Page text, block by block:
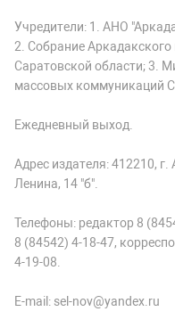
Учредители: 1. АНО
2. Собрание
Саратовской области; 3.
массовых коммуникаций
Ежедневный выход.
Адрес издателя: 412210,
Ленина, 14 "б".
Телефоны: редактор 8
8 (84542) 4-18-47,
4-19-08.
E-mail: sel-nov@yandex.ru